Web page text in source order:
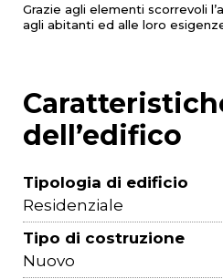
Grazie agli elementi scorrevoli
agli abitanti ed alle loro
dell’edifico
Tipologia di edificio
Residenziale
Tipo di costruzione
Nuovo